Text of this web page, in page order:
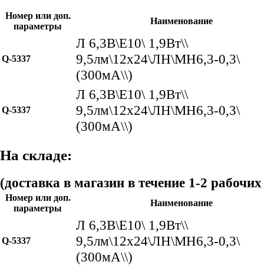
Номер или доп.
параметры
Наименование
Q-5337
Л 6,3В\E10\ 1,9Вт\\
9,5лм\12x24\ЛН\МН6,3-0,3\
(300мА\\)
Q-5337
Л 6,3В\E10\ 1,9Вт\\
9,5лм\12x24\ЛН\МН6,3-0,3\
(300мА\\)
На складе:
(доставка в магазин в течение 1-2
Номер или доп.
параметры
Наименование
Q-5337
Л 6,3В\E10\ 1,9Вт\\
9,5лм\12x24\ЛН\МН6,3-0,3\
(300мА\\)